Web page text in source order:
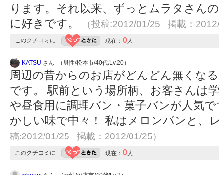
ります。それ以来、ずっとムラタさん
に好きです。
（投稿:2012/01/25 掲載：
このクチコミに 現在： 0人
KATSU さん （男性/松本市/40代/Lv.20）
周辺の昔からのお店がどんどん無くな
です。 駅前という場所柄、お客さんは
や昼食用に調理バン・菓子バンが人気
かしい味で中々！ 私はメロンパンと、
稿:2012/01/25 掲載：2012/01/25）
このクチコミに 現在： 0人